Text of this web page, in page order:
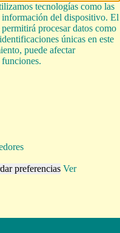
tecnologías como las
información del dispositivo. El
procesar datos como
únicas en este
puede afectar
preferencias Ver